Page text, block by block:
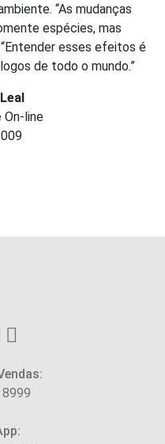
“As mudanças
espécies, mas
esses efeitos é
de todo o mundo.”
On-line